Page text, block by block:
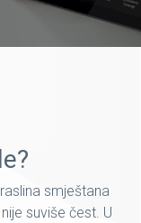
smještana
suviše čest. U